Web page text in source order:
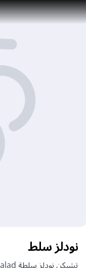
نودلز سلط